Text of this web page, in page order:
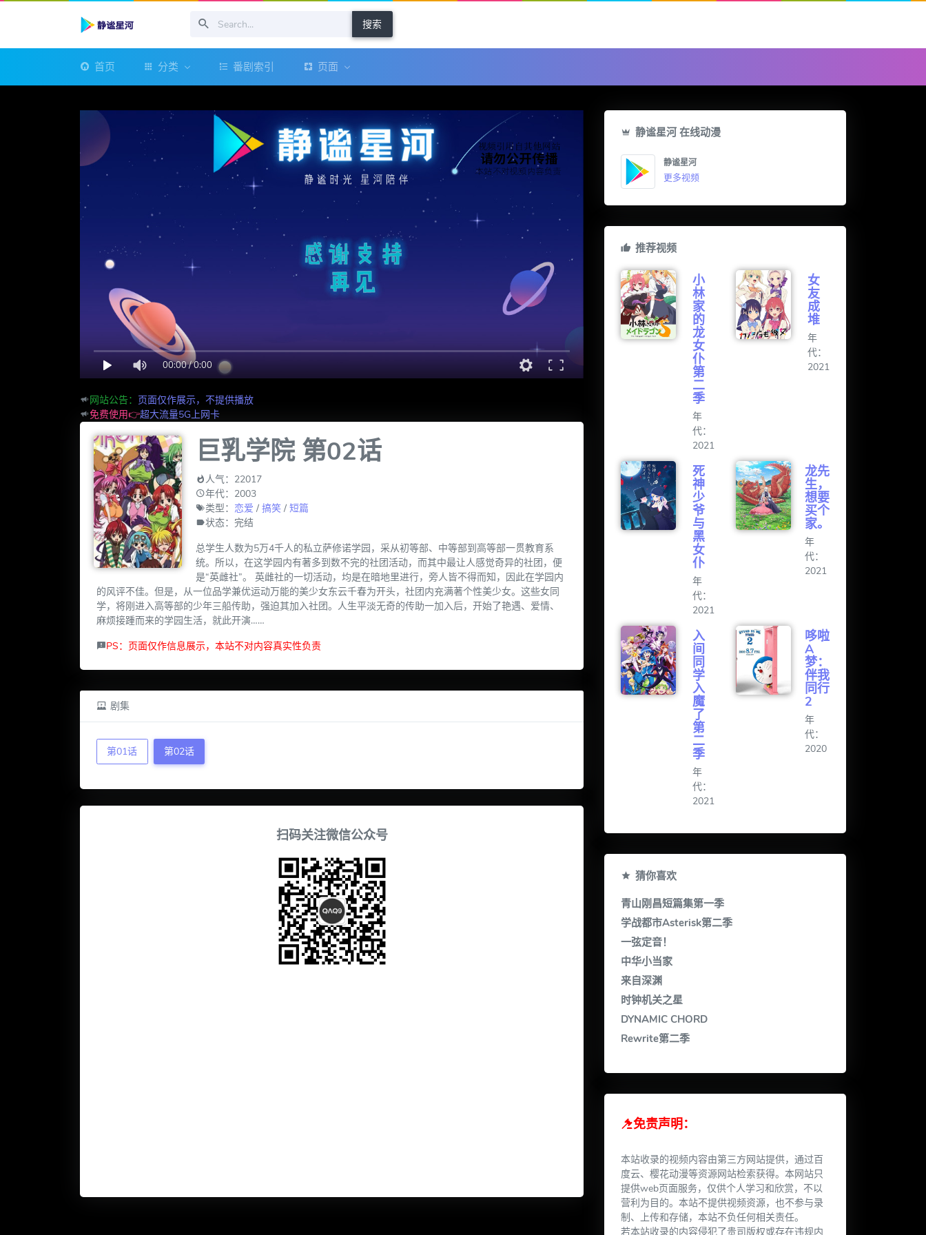
搜索
首页 分类 番剧索引 页面
00:00/0:00
网站公告： 页面仅作展示，不提供播放
免费使用👉超大流量5G上网卡
巨乳学院 第02话
人气：22017
年代：2003
类型： 恋爱 / 搞笑/ 短篇
状态：完结
总学生人数为5万4千人的私立萨修诺学园，采从初等部、中等部到高等部一贯教育系
统。所以，在这学园内有著多到数不完的社团活动，而其中最让人感觉奇异的社团，便
是“英雌社”。 英雌社的一切活动，均是在暗地里进行，旁人皆不得而知，因此在学园内
的风评不佳。但是，从一位品学兼优运动万能的美少女东云千春为开头，社团内充满著个性美少女。这些女同
学，将刚进入高等部的少年三船传助，强迫其加入社团。人生平淡无奇的传助一加入后，开始了艳遇、爱情、
麻烦接踵而来的学园生活，就此开演……
PS：页面仅作信息展示，本站不对内容真实性负责
剧集
第01话 第02话
扫码关注微信公众号
静谧星河 在线动漫
静谧星河
更多视频
推荐视频
小
林
家
的
龙
女
仆
第
二
季
年
代：
2021
女
友
成
堆
年
代：
2021
死
神
少
爷
与
黑
女
仆
年
代：
2021
龙先
生，
想要
买个
家。
年
代：
2021
入
间
同
学
入
魔
了
第
二
季
年
代：
2021
哆啦
A
梦：
伴我
同行
2
年
代：
2020
猜你喜欢
青山刚昌短篇集第一季
学战都市Asterisk第二季
一弦定音！
中华小当家
来自深渊
时钟机关之星
DYNAMIC CHORD
Rewrite第二季
免责声明：
本站收录的视频内容由第三方网站提供，通过百
度云、樱花动漫等资源网站检索获得。本网站只
提供web页面服务，仅供个人学习和欣赏，不以
营利为目的。本站不提供视频资源，也不参与录
制、上传和存储，本站不负任何相关责任。
若本站收录的内容侵犯了贵司版权或存在违规内